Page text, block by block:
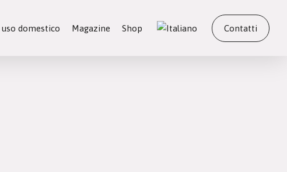
domestico Magazine Shop Contatti